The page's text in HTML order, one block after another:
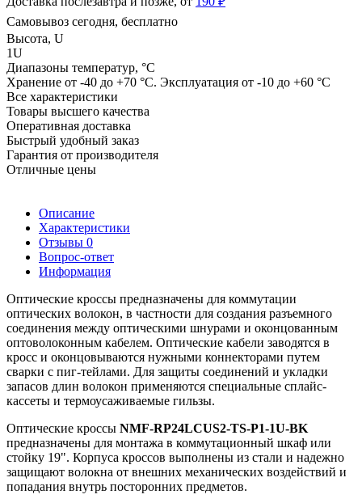
Самовывоз сегодня, бесплатно
Высота, U
1U
Диапазоны температур, °C
Хранение от -40 до +70 °C. Эксплуатация от -10 до +60 °C
Все характеристики
Товары высшего качества
Оперативная доставка
Быстрый удобный заказ
Гарантия от производителя
Отличные цены
Описание
Характеристики
Отзывы 0
Вопрос-ответ
Информация
Оптические кроссы предназначены для коммутации
оптических волокон, в частности для создания разъемного
соединения между оптическими шнурами и оконцованным
оптоволоконным кабелем. Оптические кабели заводятся в
кросс и оконцовываются нужными коннекторами путем
сварки с пиг-тейлами. Для защиты соединений и укладки
запасов длин волокон применяются специальные сплайс-
кассеты и термоусаживаемые гильзы.
Оптические кроссы NMF-RP24LCUS2-TS-P1-1U-BK
предназначены для монтажа в коммутационный шкаф или
стойку 19". Корпуса кроссов выполнены из стали и надежно
защищают волокна от внешних механических воздействий и
попадания внутрь посторонних предметов.